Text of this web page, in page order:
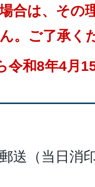
合は、その
。ご了承く
令和8年4月
送（当日消